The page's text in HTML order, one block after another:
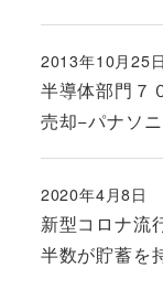
半導体部門７
売却−パナソ
投稿日
2013年10月25日
新型コロナ流
半数が貯蓄を
投稿日
2020年4月8日